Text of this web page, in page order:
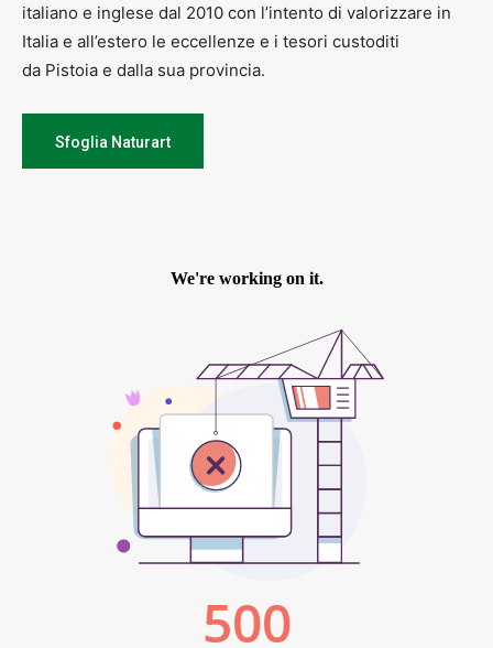
italiano e inglese dal 2010 con l’intento di valorizzare in
Italia e all’estero le eccellenze e i tesori custoditi
da Pistoia e dalla sua provincia.
Sfoglia Naturart